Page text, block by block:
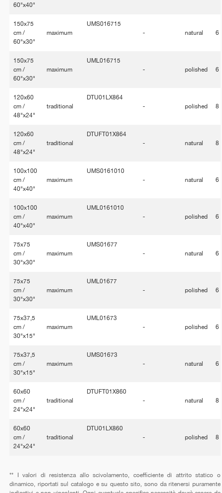
60"x40"
150x75
cm /
60"x30"
maximum
UMS016715
-
natural 6
150x75
cm /
60"x30"
maximum
UML016715
-
polished 6
120x60
cm /
48"x24"
traditional
DTU01LX864
-
polished 8
120x60
cm /
48"x24"
traditional
DTUFT01X864
-
natural 8
100x100
cm /
40"x40"
maximum
UMS0161010
-
natural 6
100x100
cm /
40"x40"
maximum
UML0161010
-
polished 6
75x75
cm /
30"x30"
maximum
UMS01677
-
natural 6
75x75
cm /
30"x30"
maximum
UML01677
-
polished 6
75x37,5
cm /
30"x15"
maximum
UML01673
-
polished 6
75x37,5
cm /
30"x15"
maximum
UMS01673
-
natural 6
60x60
cm /
24"x24"
traditional
DTUFT01X860
-
natural 8
60x60
cm /
24"x24"
traditional
DTU01LX860
-
polished 8
** I valori di resistenza allo scivolamento, coefficiente di attrito statico o
dinamico, riportati sul catalogo e su questo sito, sono da ritenersi puramente